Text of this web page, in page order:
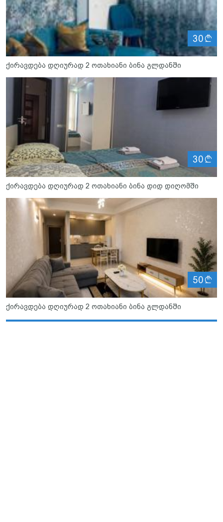
30
ქირავდება დღიურად 2 ოთახიანი ბინა გლდანში
30
ქირავდება დღიურად 2 ოთახიანი ბინა დიდ დიღომში
50
ქირავდება დღიურად 2 ოთახიანი ბინა გლდანში